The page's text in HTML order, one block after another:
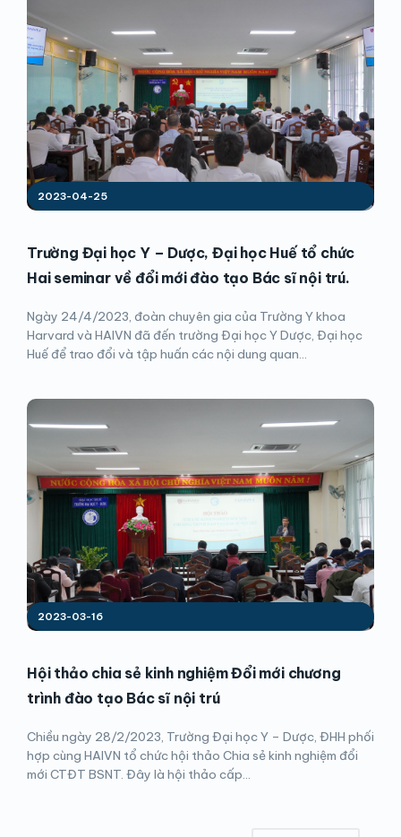
2023-04-25
Trường Đại học Y – Dược, Đại học Huế tổ chức
Hai seminar về đổi mới đào tạo Bác sĩ nội trú.
Ngày 24/4/2023, đoàn chuyên gia của Trường Y khoa
Harvard và HAIVN đã đến trường Đại học Y Dược, Đại học
Huế để trao đổi và tập huấn các nội dung quan...
2023-03-16
Hội thảo chia sẻ kinh nghiệm Đổi mới chương
trình đào tạo Bác sĩ nội trú
Chiều ngày 28/2/2023, Trường Đại học Y – Dược, ĐHH phối
hợp cùng HAIVN tổ chức hội thảo Chia sẻ kinh nghiệm đổi
mới CTĐT BSNT. Đây là hội thảo cấp...